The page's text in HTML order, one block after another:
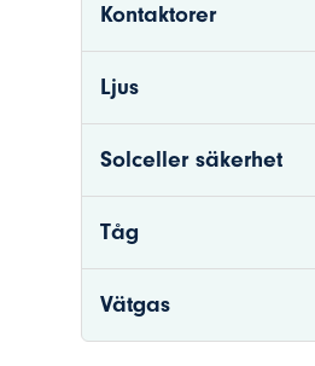
Kontaktorer
Ljus
Solceller säkerhet
Tåg
Vätgas